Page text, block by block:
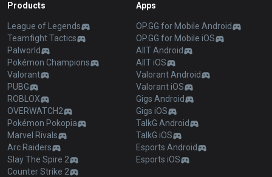
Products
League of Legends
Teamfight Tactics
Palworld
Pokémon Champions
Valorant
PUBG
ROBLOX
OVERWATCH2
Pokémon Pokopia
Marvel Rivals
Arc Raiders
Slay The Spire 2
Counter Strike 2
Apps
OP.GG for Mobile Android
OP.GG for Mobile iOS
AllT Android
AllT iOS
Valorant Android
Valorant iOS
Gigs Android
Gigs iOS
TalkG Android
TalkG iOS
Esports Android
Esports iOS